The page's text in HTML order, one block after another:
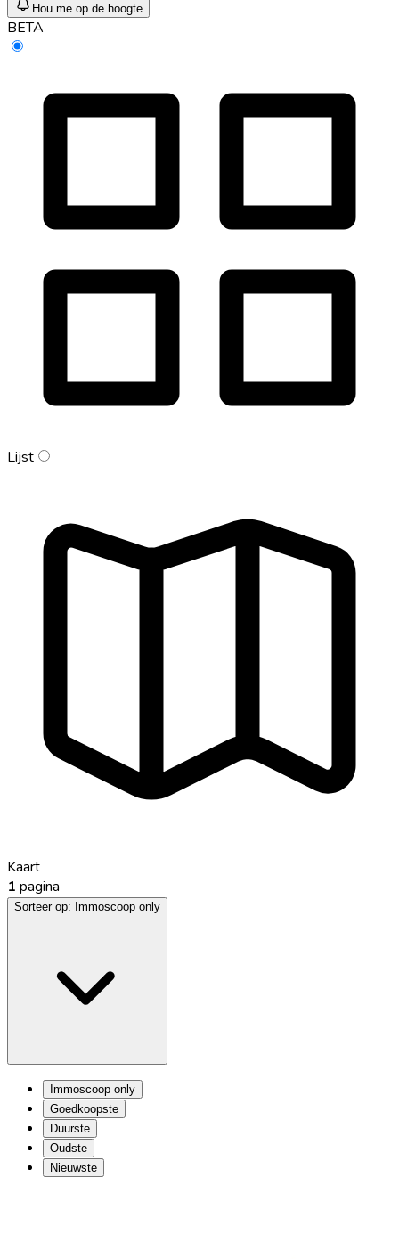
Hou me op de hoogte
BETA
Lijst
Kaart
1 pagina
Sorteer op: Immoscoop only
Immoscoop only
Goedkoopste
Duurste
Oudste
Nieuwste